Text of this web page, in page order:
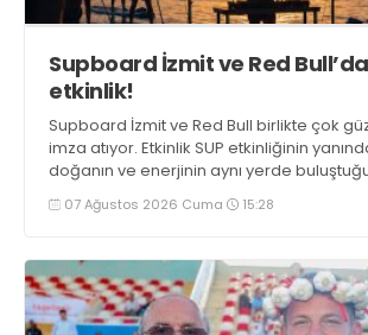
Supboard İzmit ve Red
etkinlik!
Supboard İzmit ve Red Bull birlikte çok
imza atıyor. Etkinlik SUP etkinliğinin
doğanın ve enerjinin aynı yerde
deneyimini de buluşturuyor.
07 Ağustos 2026 Cuma 15:28